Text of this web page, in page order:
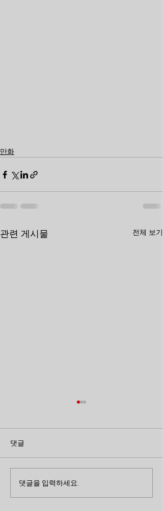
만화
관련 게시물 전체 보기
했던 것들: <장송의 프리
아본 소중한 사람과 지나간 시
간의 의미. 곁에 있을 때 놓치
댓글
댓글을 입력하세요.